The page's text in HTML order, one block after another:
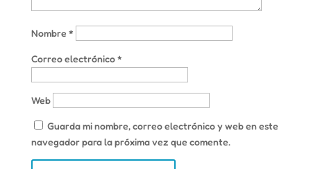
Nombre *
Correo electrónico*
Web
Guarda mi nombre, correo electrónico y web en este
navegador para la próxima vez que comente.